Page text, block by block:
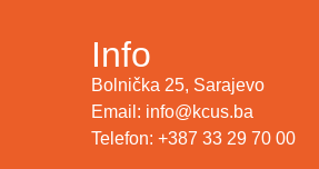
Info
Bolnička 25, Sarajevo
Email: info@kcus.ba
Telefon: +387 33 29 70 00